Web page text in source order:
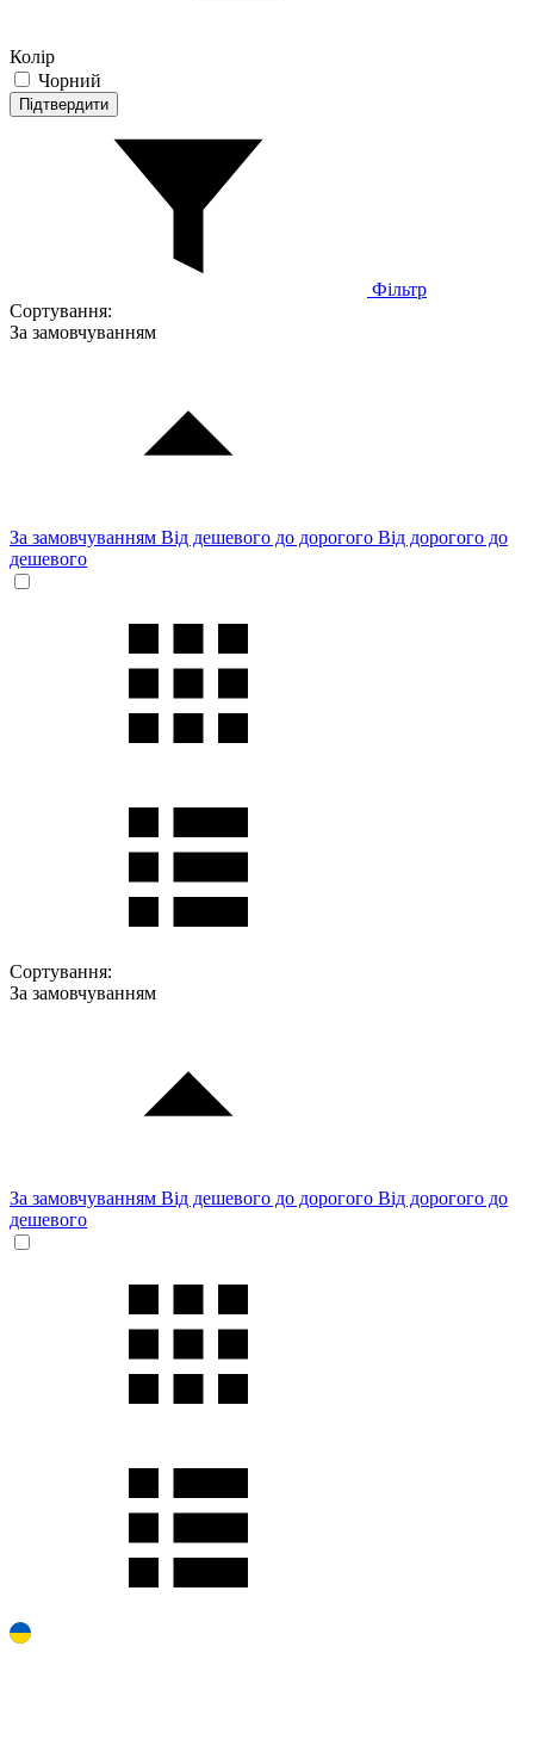
Колір
Чорний
Підтвердити
Фільтр
Сортування:
За замовчуванням
За замовчуванням Від дешевого до дорогого Від дорогого до
дешевого
Сортування:
За замовчуванням
За замовчуванням Від дешевого до дорогого Від дорогого до
дешевого